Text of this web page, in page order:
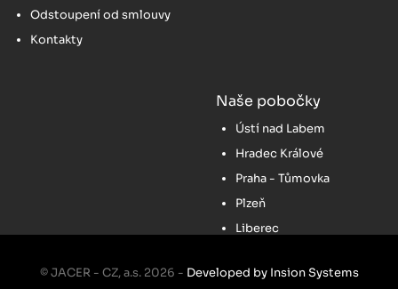
Odstoupení od smlouvy
Kontakty
Naše pobočky
Ústí nad Labem
Hradec Králové
Praha - Tůmovka
Plzeň
Liberec
© JACER - CZ, a.s. 2026 - Developed by Insion Systems